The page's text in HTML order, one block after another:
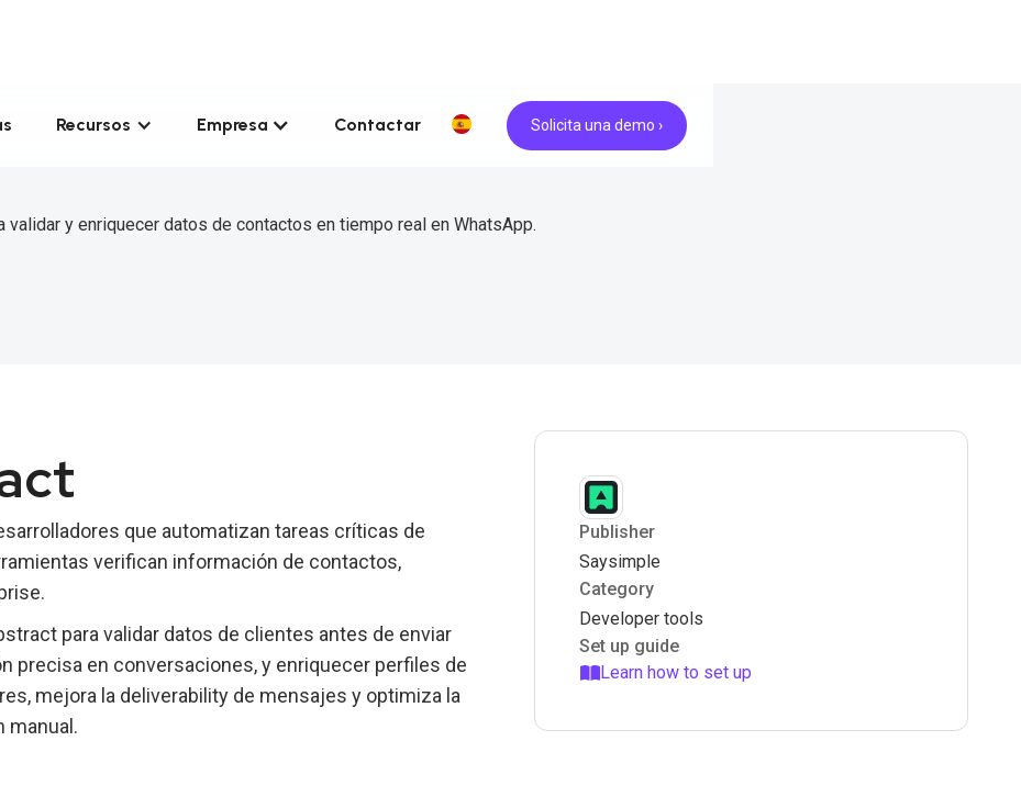
Recursos Empresa Contactar Solicita una demo ›
y enriquecer datos de contactos en tiempo real en WhatsApp.
que automatizan tareas críticas de
verifican información de contactos,
para validar datos de clientes antes de enviar
precisa en conversaciones, y enriquecer perfiles de
mejora la deliverability de mensajes y optimiza la
manual.
Publisher
Saysimple
Category
Developer tools
Set up guide
Learn how to set up